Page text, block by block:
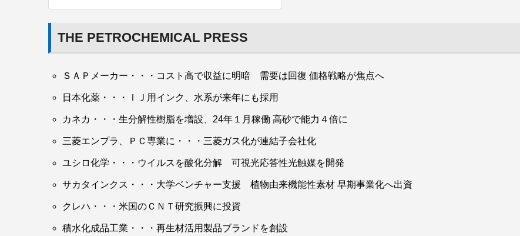
デュポン・スタイロ社長 有友 完氏
THE PETROCHEMICAL PRESS
ＳＡＰメーカー・・・コスト高で収益に明暗 需要は回復 価格戦略が焦点へ
日本化薬・・・ＩＪ用インク、水系が来年にも採用
カネカ・・・生分解性樹脂を増設、24年１月稼働 高砂で能力４倍に
三菱エンプラ、ＰＣ専業に・・・三菱ガス化が連結子会社化
ユシロ化学・・・ウイルスを酸化分解 可視光応答性光触媒を開発
サカタインクス・・・大学ベンチャー支援 植物由来機能性素材 早期事業化へ出資
クレハ・・・米国のＣＮＴ研究振興に投資
積水化成品工業・・・再生材活用製品ブランドを創設